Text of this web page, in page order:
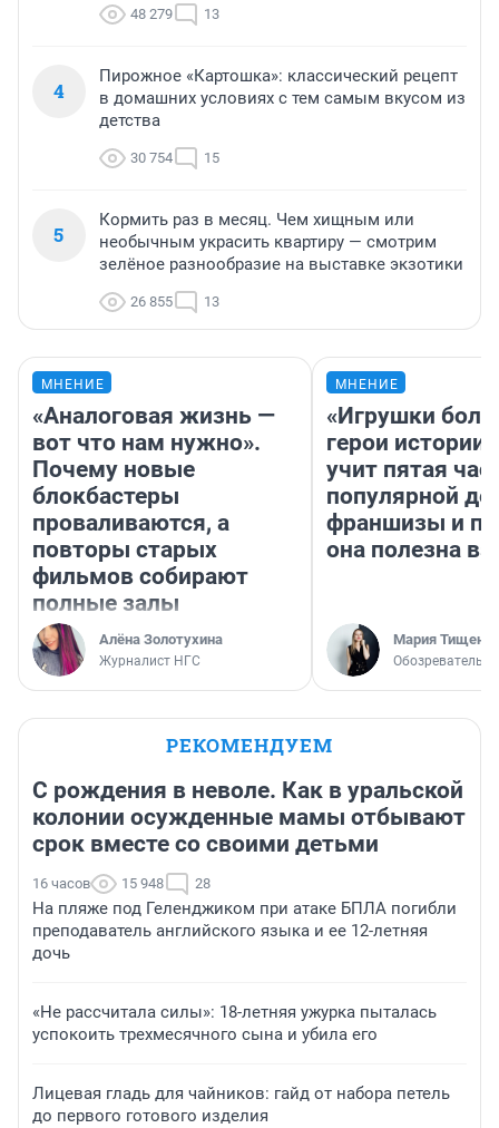
48 279 13
4
Пирожное «Картошка»: классический рецепт
в домашних условиях с тем самым вкусом из
детства
30 754 15
5
Кормить раз в месяц. Чем хищным или
необычным украсить квартиру — смотрим
зелёное разнообразие на выставке экзотики
26 855 13
МНЕНИЕ
«Аналоговая жизнь —
вот что нам нужно».
Почему новые
блокбастеры
проваливаются, а
повторы старых
фильмов собирают
полные залы
Алёна Золотухина
Журналист НГС
МНЕНИЕ
«Игрушки
герои
учит пятая
популярной
франшизы и
она полезна
Мария Тищенко
Обозреватель
РЕКОМЕНДУЕМ
С рождения в неволе. Как в уральской
колонии осужденные мамы отбывают
срок вместе со своими детьми
16 часов 15 948 28
На пляже под Геленджиком при атаке БПЛА погибли
преподаватель английского языка и ее 12-летняя
дочь
«Не рассчитала силы»: 18-летняя ужурка пыталась
успокоить трехмесячного сына и убила его
Лицевая гладь для чайников: гайд от набора петель
до первого готового изделия